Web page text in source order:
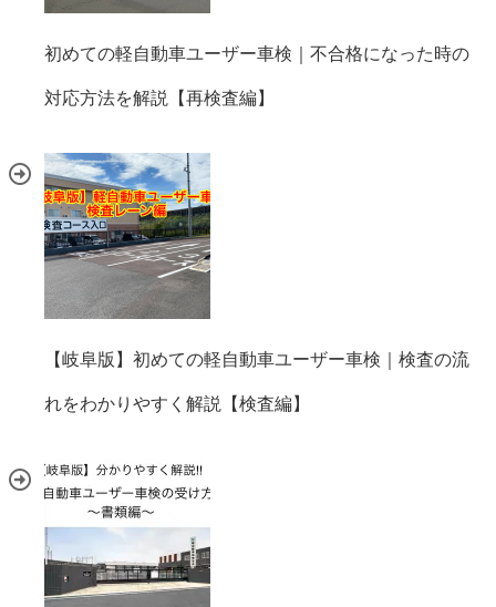
初めての軽自動車ユーザー車検｜不合格になった時の
対応方法を解説【再検査編】
【岐阜版】初めての軽自動車ユーザー車検｜検査の流
れをわかりやすく解説【検査編】